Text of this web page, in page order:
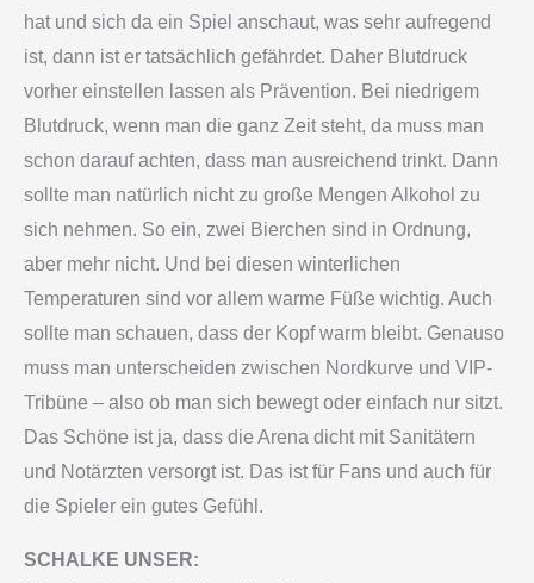
hat und sich da ein Spiel anschaut, was sehr aufregend
ist, dann ist er tatsächlich gefährdet. Daher Blutdruck
vorher einstellen lassen als Prävention. Bei niedrigem
Blutdruck, wenn man die ganz Zeit steht, da muss man
schon darauf achten, dass man ausreichend trinkt. Dann
sollte man natürlich nicht zu große Mengen Alkohol zu
sich nehmen. So ein, zwei Bierchen sind in Ordnung,
aber mehr nicht. Und bei diesen winterlichen
Temperaturen sind vor allem warme Füße wichtig. Auch
sollte man schauen, dass der Kopf warm bleibt. Genauso
muss man unterscheiden zwischen Nordkurve und VIP-
Tribüne – also ob man sich bewegt oder einfach nur sitzt.
Das Schöne ist ja, dass die Arena dicht mit Sanitätern
und Notärzten versorgt ist. Das ist für Fans und auch für
die Spieler ein gutes Gefühl.
SCHALKE UNSER: